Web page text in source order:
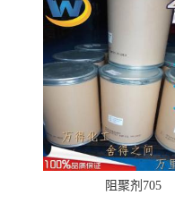
阻聚剂705